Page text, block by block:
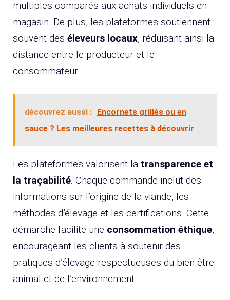
multiples comparés aux achats individuels en
magasin. De plus, les plateformes soutiennent
souvent des éleveurs locaux, réduisant ainsi la
distance entre le producteur et le
consommateur.
découvrez aussi :
Encornets grillés ou en
sauce ? Les meilleures recettes à découvrir
Les plateformes valorisent la transparence et
la traçabilité. Chaque commande inclut des
informations sur l’origine de la viande, les
méthodes d’élevage et les certifications. Cette
démarche facilite une consommation éthique,
encourageant les clients à soutenir des
pratiques d’élevage respectueuses du bien-être
animal et de l’environnement.